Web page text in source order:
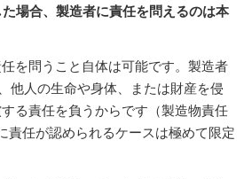
場合、製造者に責任を問えるのは本
を問うこと自体は可能です。製造者
他人の生命や身体、または財産を侵
る責任を負うからです（製造物責任
責任が認められるケースは極めて限定